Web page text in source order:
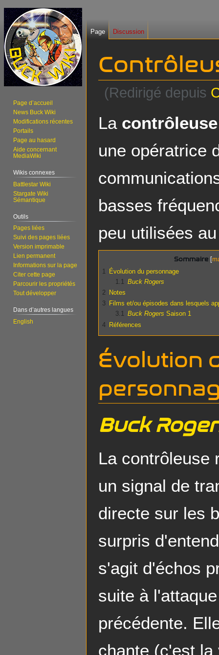
(Redirigé depuis
navigation
recherche
La
une opératrice
basses
peu utilisées
Sommaire
1
Évolution du personnage
1.1
Buck Rogers
2
Notes
3 Films et/ou épisodes dans lesquels
3.1 Buck Rogers Saison 1
4 Références
Évolution
Buck
La contrôleuse
un signal de
directe sur les
surpris
s'agit d'échos
suite à
précédente.
chante (c'est
Page Discussion
Page d’accueil
News Buck Wiki
Modifications récentes
Portails
Page au hasard
Aide concernant
MediaWiki
Wikis connexes
Battlestar Wiki
Stargate Wiki
Sémantique
Outils
Pages liées
Suivi des pages liées
Version imprimable
Lien permanent
Informations sur la page
Citer cette page
Parcourir les propriétés
Tout développer
Dans d’autres langues
English